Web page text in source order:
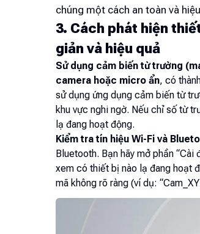
chúng một cách an toàn và
3. Cách phát hiện
giản và hiệu quả
Sử dụng cảm biến từ trường
camera hoặc micro ẩn, có
sử dụng ứng dụng cảm biến từ
khu vực nghi ngờ. Nếu chỉ số từ
lạ đang hoạt động.
Kiểm tra tín hiệu Wi-Fi và
Bluetooth. Bạn hãy mở phần
xem có thiết bị nào lạ đang hoạt
mã không rõ ràng (ví dụ: